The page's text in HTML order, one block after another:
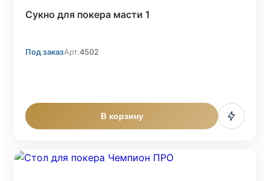
Сукно для покера масти 1
Под заказАрт.4502
В корзину